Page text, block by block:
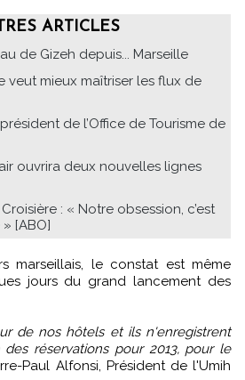
ARTICLES
de Gizeh depuis... Marseille
veut mieux maîtriser les flux de
de l’Office de Tourisme de
ouvrira deux nouvelles lignes
: « Notre obsession, c’est
[ABO]
jours du grand lancement des
de nos hôtels et ils n'enregistrent
réservations pour 2013, pour le
Paul Alfonsi, Président de l'Umih